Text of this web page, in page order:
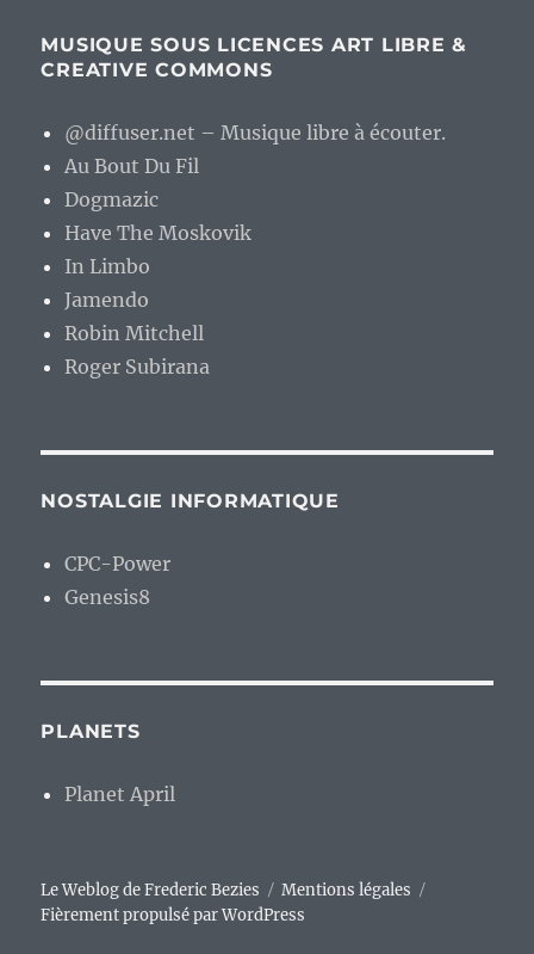
MUSIQUE SOUS LICENCES ART LIBRE &
CREATIVE COMMONS
@diffuser.net – Musique libre à écouter.
Au Bout Du Fil
Dogmazic
Have The Moskovik
In Limbo
Jamendo
Robin Mitchell
Roger Subirana
NOSTALGIE INFORMATIQUE
CPC-Power
Genesis8
PLANETS
Planet April
Le Weblog de Frederic Bezies
Mentions légales
Fièrement propulsé par WordPress